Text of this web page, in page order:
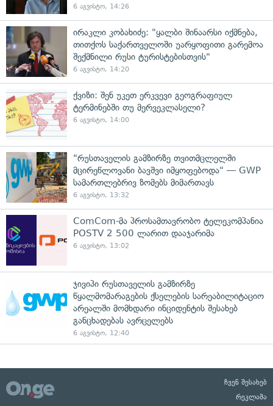
6 აგვისტო, 14:26
ირაკლი კობახიძე: "ყალბი შინაარსი იქმნება,
თითქოს საქართველოში უარყოფითი გარემოა
შექმნილი რუსი ტურისტებისთვის"
6 აგვისტო, 14:20
ქვიზი: შენ უკეთ ერკვევი გეოგრაფიულ
ტერმინებში თუ მერვეკლასელი?
6 აგვისტო, 14:00
"რუსთაველის გამზირზე თვითმცლელში
მცირეწლოვანი ბავშვი იმყოფებოდა" — GWP
სამართლებრივ ზომებს მიმართავს
6 აგვისტო, 13:32
ComCom-მა პროსამთავრობო ტელეკომპანია
POSTV 2 500 ლარით დააჯარიმა
6 აგვისტო, 13:02
ჯივიპი რუსთაველის გამზირზე
წყალმომარაგების ქსელების სარეაბილიტაციო
არეალში მომხდარი ინციდენტის შესახებ
განცხადებას ავრცელებს
6 აგვისტო, 12:40
ჩვენ შესახებ
რეკლამა